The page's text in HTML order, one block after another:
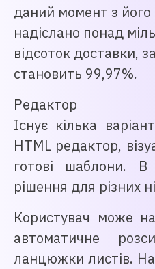
даний момент з
надіслано понад
відсоток доставки,
становить 99,97%.
Редактор
Існує кілька
HTML редактор,
готові шаблони.
рішення для різних
Користувач може
автоматичне
ланцюжки листів.